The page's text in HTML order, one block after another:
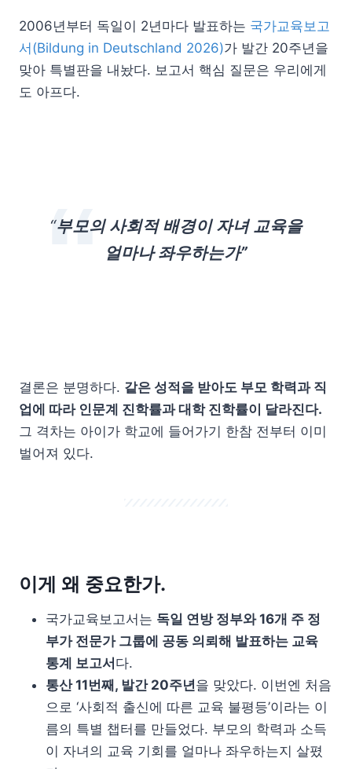
2006년부터 독일이 2년마다 발표하는 국가교육보고
서(Bildung in Deutschland 2026)가 발간 20주년을
맞아 특별판을 내놨다. 보고서 핵심 질문은 우리에게
도 아프다.
“부모의 사회적 배경이 자녀 교육을
얼마나 좌우하는가”
결론은 분명하다. 같은 성적을 받아도 부모 학력과 직
업에 따라 인문계 진학률과 대학 진학률이 달라진다.
그 격차는 아이가 학교에 들어가기 한참 전부터 이미
벌어져 있다.
이게 왜 중요한가.
국가교육보고서는 독일 연방 정부와 16개 주 정
부가 전문가 그룹에 공동 의뢰해 발표하는 교육
통계 보고서다.
통산 11번째, 발간 20주년을 맞았다. 이번엔 처음
으로 ‘사회적 출신에 따른 교육 불평등’이라는 이
름의 특별 챕터를 만들었다. 부모의 학력과 소득
이 자녀의 교육 기회를 얼마나 좌우하는지 살폈